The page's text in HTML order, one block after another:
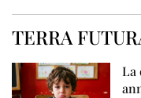
TERRA
La